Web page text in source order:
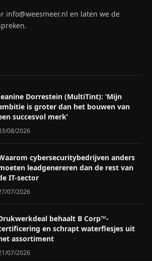
info@weesmeer.nl en laten we de
Dorrestein (MultiTint): ‘Mijn
is groter dan het bouwen van
succesvol merk’
08/2026
cybersecuritybedrijven anders
leadgenereren dan de rest van
IT-sector
07/2026
behaalt B Corp™-
en schrapt waterflesjes uit
assortiment
07/2026